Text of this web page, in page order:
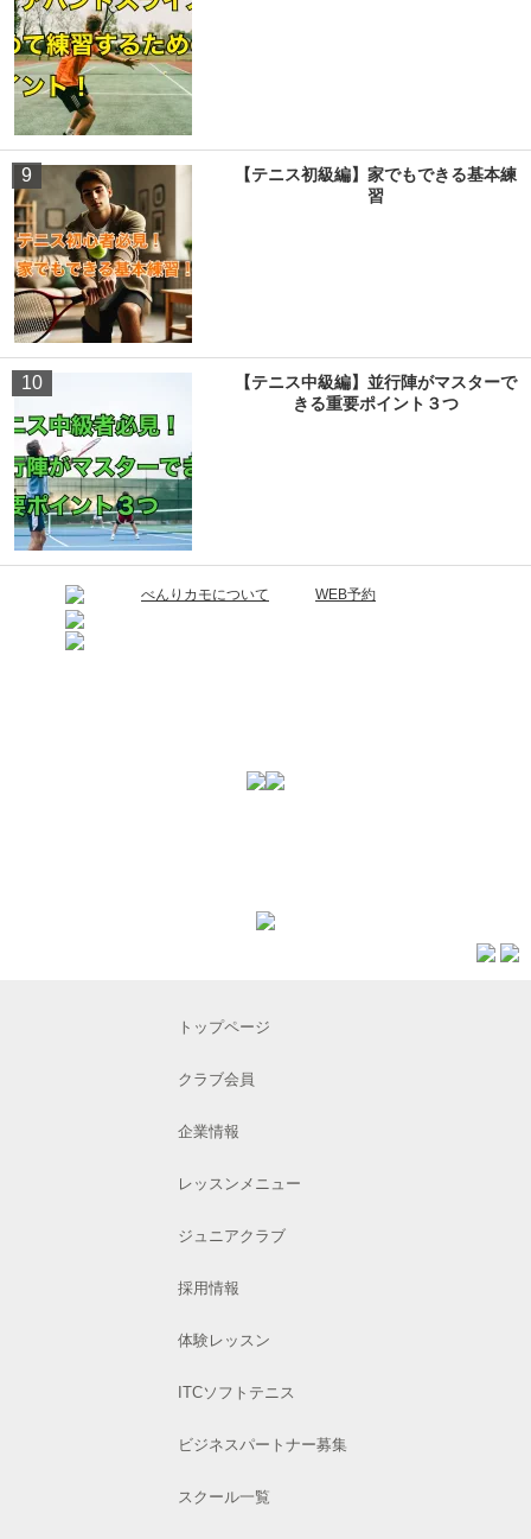
9
【テニス初級編】家でもできる基本練
習
10
【テニス中級編】並行陣がマスターで
きる重要ポイント３つ
べんりカモについて WEB予約
トップページ
クラブ会員
企業情報
レッスンメニュー
ジュニアクラブ
採用情報
体験レッスン
ITCソフトテニス
ビジネスパートナー募集
スクール一覧